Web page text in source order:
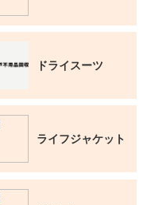
ドライスーツ
ライフジャケット